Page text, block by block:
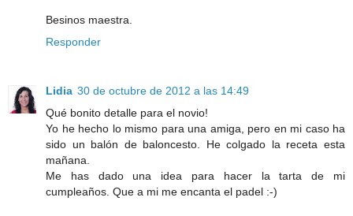
Besinos maestra.
Responder
Lidia 30 de octubre de 2012 a las 14:49
Qué bonito detalle para el novio!
Yo he hecho lo mismo para una amiga, pero en mi caso ha
sido un balón de baloncesto. He colgado la receta esta
mañana.
Me has dado una idea para hacer la tarta de mi
cumpleaños. Que a mi me encanta el padel :-)